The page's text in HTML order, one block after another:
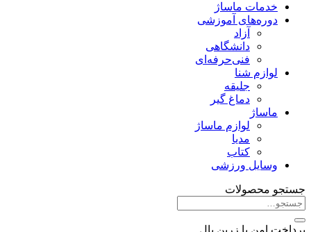
خدمات ماساژ
دوره‌های آموزشی
آزاد
دانشگاهی
فنی‌حرفه‌ای
لوازم شنا
جلیقه
دماغ گیر
ماساژ
لوازم ماساژ
مدیا
کتاب
وسایل ورزشی
جستجو محصولات
جستجو
پرداخت امن با زرین پال